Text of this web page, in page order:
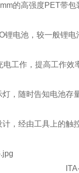
的高强度PET带包
池，较一般锂电
工作，提高工作效
随时告知电池存量
经由工具上的触控